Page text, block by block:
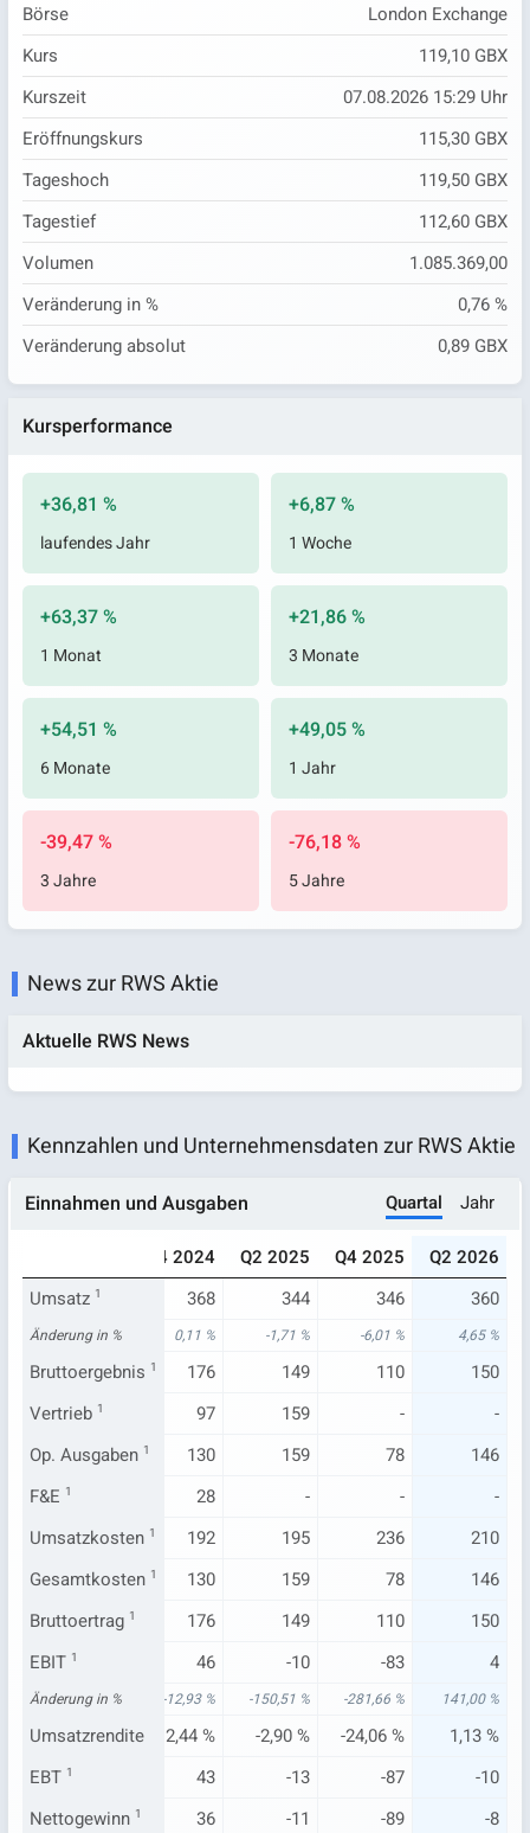
Börse
London Exchange
Kurs
119,10 GBX
Kurszeit
07.08.2026 15:29 Uhr
Eröffnungskurs
115,30 GBX
Tageshoch
119,50 GBX
Tagestief
112,60 GBX
Volumen
1.085.369,00
Veränderung in %
0,76 %
Veränderung absolut
0,89 GBX
Kursperformance
+36,81 %
laufendes Jahr
+6,87 %
1 Woche
+63,37 %
1 Monat
+21,86 %
3 Monate
+54,51 %
6 Monate
+49,05 %
1 Jahr
-39,47 %
3 Jahre
-76,18 %
5 Jahre
News zur RWS Aktie
Aktuelle RWS News
Kennzahlen und Unternehmensdaten zur RWS Aktie
Einnahmen und Ausgaben Quartal Jahr
Q4 2024 Q2 2025 Q4 2025
Q2 2026
Umsatz 1350 368 344 346 360
Änderung in %
-4,37 % 0,11 % -1,71 % -6,01 % 4,65 %
Bruttoergebnis 1
160 176 149 110
150
Vertrieb 1141 97 159 -
-
Op. Ausgaben 1
141 130 159 78
146
F&E 1 28 - -
-
Umsatzkosten 1
190 192 195 236
210
Gesamtkosten 1
141 130 159 78
146
Bruttoertrag 1
160 176 149 110
150
EBIT 1 46 -10 -83 4
Änderung in %
-35,29 % -12,93 % -150,51 % -281,66 % 141,00 %
Umsatzrendite
5,65 % 12,44 % -2,90 % -24,06 %
1,13 %
EBT 1 43 -13 -87
-10
Nettogewinn 1
11 36 -11 -89 -8